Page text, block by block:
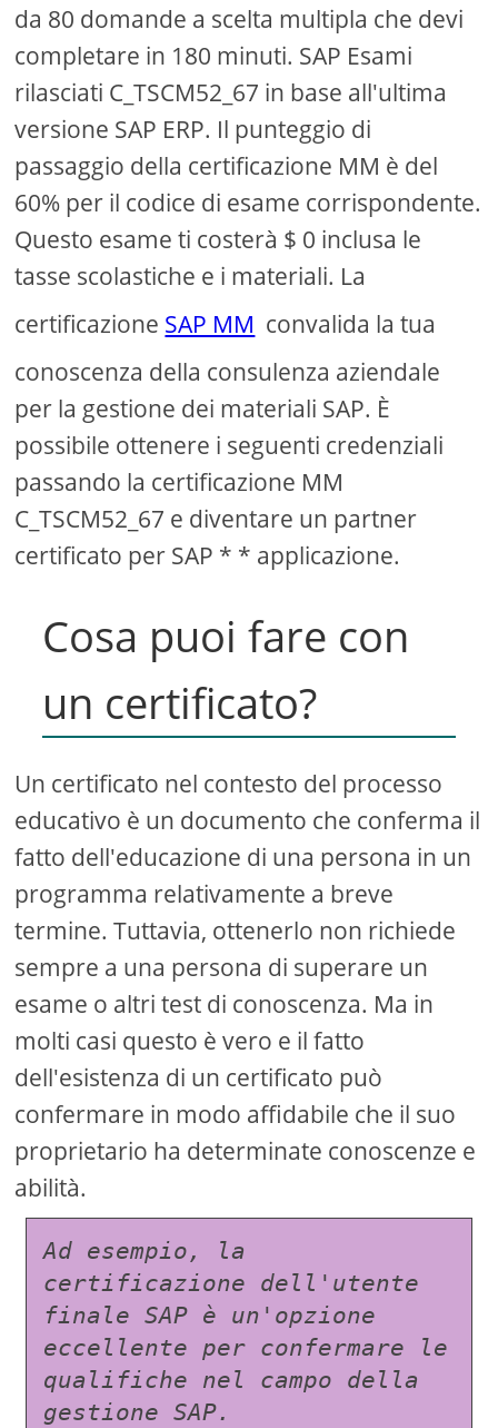
da 80 domande a scelta multipla che devi
completare in 180 minuti. SAP Esami
rilasciati C_TSCM52_67 in base all'ultima
versione SAP ERP. Il punteggio di
passaggio della certificazione MM è del
60% per il codice di esame corrispondente.
Questo esame ti costerà $ 0 inclusa le
tasse scolastiche e i materiali. La
certificazione SAP MM convalida la tua
conoscenza della consulenza aziendale
per la gestione dei materiali SAP. È
possibile ottenere i seguenti credenziali
passando la certificazione MM
C_TSCM52_67 e diventare un partner
certificato per SAP * * applicazione.
Cosa puoi fare con
un certificato?
Un certificato nel contesto del processo
educativo è un documento che conferma il
fatto dell'educazione di una persona in un
programma relativamente a breve
termine. Tuttavia, ottenerlo non richiede
sempre a una persona di superare un
esame o altri test di conoscenza. Ma in
molti casi questo è vero e il fatto
dell'esistenza di un certificato può
confermare in modo affidabile che il suo
proprietario ha determinate conoscenze e
abilità.
Ad esempio, la
certificazione dell'utente
finale SAP è un'opzione
eccellente per confermare le
qualifiche nel campo della
gestione SAP.